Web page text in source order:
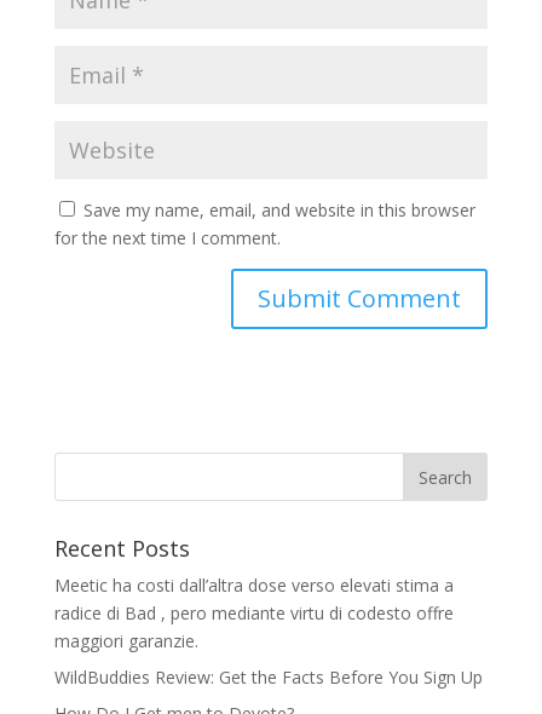
Save my name, email, and website in this browser
for the next time I comment.
Recent Posts
Meetic ha costi dall’altra dose verso elevati stima a
radice di Bad , pero mediante virtu di codesto offre
maggiori garanzie.
WildBuddies Review: Get the Facts Before You Sign Up